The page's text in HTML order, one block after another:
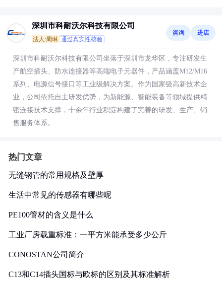
深圳市科耐沃尔科技有限公司
法人:周琳 通过真实性核验
咨询 进店
深圳市科耐沃尔科技有限公司坐落于深圳市龙华区，专注研发生
产航空插头、防水连接器等高端电子元器件，产品涵盖M12/M16
系列、电源信号接口等工业级解决方案。作为国家级高新技术企
业，公司依托自主研发优势，为新能源、智能装备等领域提供精
密连接技术支撑，十余年行业积淀构建了完善的研发、生产、销
售服务体系。
热门文章
无缝钢管的常用规格及壁厚
生活中常见的传感器有哪些呢
PE100管材的含义是什么
工业厂房载重标准：一平方米能承受多少公斤
CONOSTAN公司简介
C13和C14插头国标与欧标的区别及其标准解析